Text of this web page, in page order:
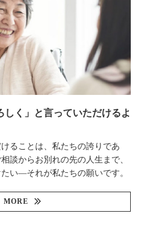
しく」と言っていただけるよ
ることは、私たちの誇りであ
談からお別れの先の人生まで、
い—それが私たちの願いです。
MORE